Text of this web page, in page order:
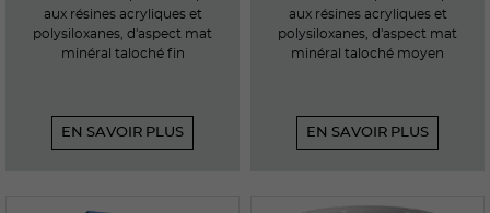
aux résines acryliques et
polysiloxanes, d'aspect mat
minéral taloché fin
EN SAVOIR PLUS
aux résines acryliques et
polysiloxanes, d'aspect mat
minéral taloché moyen
EN SAVOIR PLUS